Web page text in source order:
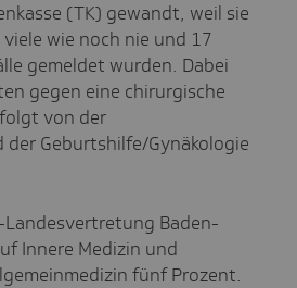
(TK) gewandt, weil sie
wie noch nie und 17
gemeldet wurden. Dabei
gegen eine chirurgische
von der
Geburtshilfe/Gynäkologie
Baden-
Innere Medizin und
fünf Prozent.